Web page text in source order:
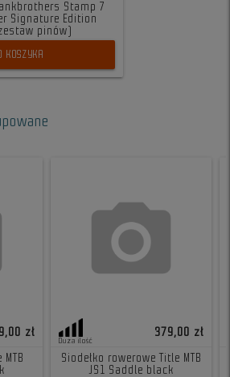
Stamp 7
Signature Edition
pinów)
KOSZYKA
zł
Duża ilość
379,00 zł
Siodełko rowerowe Title MTB
JS1 Saddle black